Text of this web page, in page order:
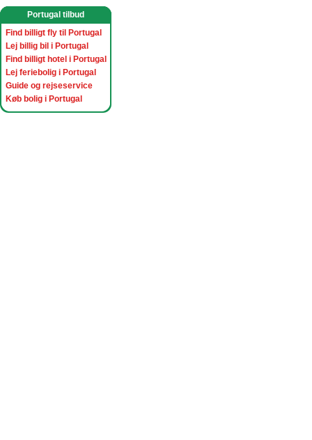
Portugal tilbud
Find billigt fly til Portugal
Lej billig bil i Portugal
Find billigt hotel i Portugal
Lej feriebolig i Portugal
Guide og rejseservice
Køb bolig i Portugal